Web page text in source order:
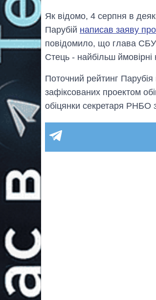
Як відомо, 4 серпня в
Парубій написав заяву
повідомило, що глава
Стець - найбільш
Поточний рейтинг Парубія
зафіксованих проектом
обіцянки секретаря РНБО